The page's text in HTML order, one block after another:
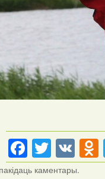
VK
каментары.